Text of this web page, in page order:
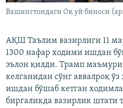
Вашингтондаги Оқ уй биноси
АҚШ Таълим вазирлиги 11
1300 нафар ходими ишдан
эълон қилди. Трамп
келганидан сўнг аввалроқ
ишдан бўшаб кетган
биргаликда вазирлик штати